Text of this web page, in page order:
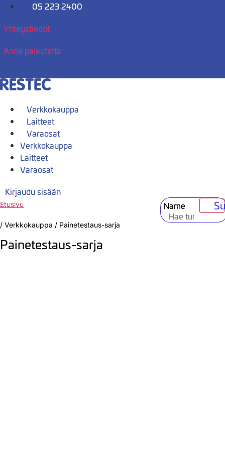
Mene
05 223 2400
Yhteystiedot
Anna palautetta
Verkkokauppa
Laitteet
Varaosat
Verkkokauppa
Laitteet
Varaosat
Kirjaudu sisään
Name
Etusivu
/ Verkkokauppa / Painetestaus-sarja
Painetestaus-sarja